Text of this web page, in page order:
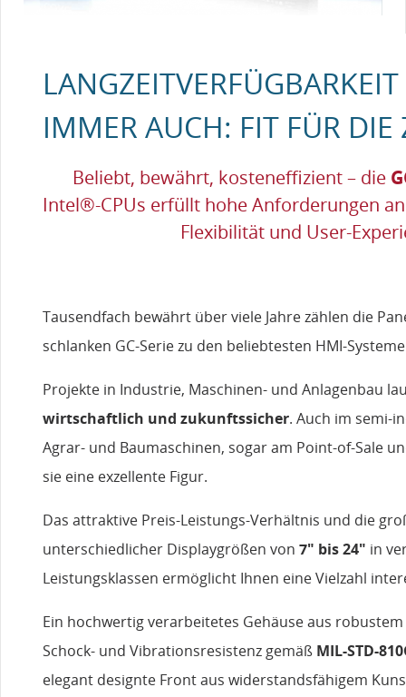
IMMER AUCH: FIT FÜR DIE
Beliebt, bewährt, kosteneffizient – die
Intel®-CPUs erfüllt hohe Anforderungen
Flexibilität und User-
Tausendfach bewährt über viele Jahre zählen die
schlanken GC-Serie zu den beliebtesten HMI-
Projekte in Industrie, Maschinen- und Anlagenbau
wirtschaftlich und zukunftssicher. Auch im semi-
Agrar- und Baumaschinen, sogar am Point-of-Sale
sie eine exzellente Figur.
Das attraktive Preis-Leistungs-Verhältnis und die
unterschiedlicher Displaygrößen von 7" bis 24" in
Leistungsklassen ermöglicht Ihnen eine Vielzahl
Ein hochwertig verarbeitetes Gehäuse aus
Schock- und Vibrationsresistenz gemäß MIL-STD-
elegant designte Front aus widerstandsfähigem